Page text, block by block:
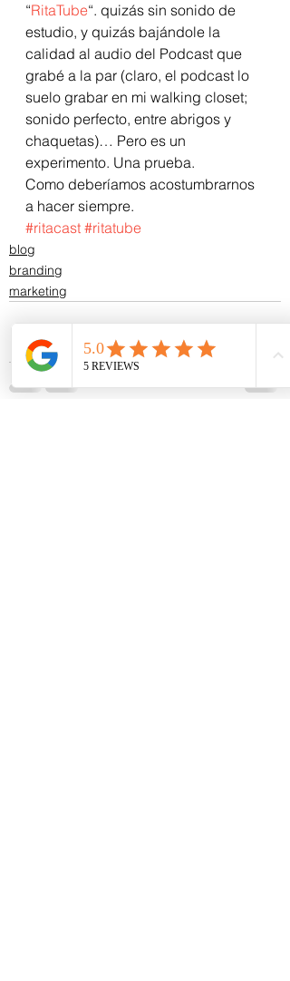
“RitaTube“. quizás sin sonido de
estudio, y quizás bajándole la
calidad al audio del Podcast que
grabé a la par (claro, el podcast lo
suelo grabar en mi walking closet;
sonido perfecto, entre abrigos y
chaquetas)… Pero es un
experimento. Una prueba.
Como deberíamos acostumbrarnos
a hacer siempre.
#ritacast #ritatube
blog
branding
marketing